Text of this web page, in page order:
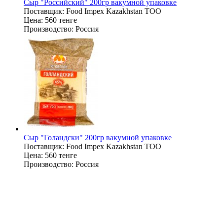
Сыр "Российский" 200гр вакумной упаковке
Поставщик: Food Impex Kazakhstan TOO
Цена: 560 тенге
Производство: Россия
Сыр "Голандски" 200гр вакумной упаковке
Поставщик: Food Impex Kazakhstan TOO
Цена: 560 тенге
Производство: Россия